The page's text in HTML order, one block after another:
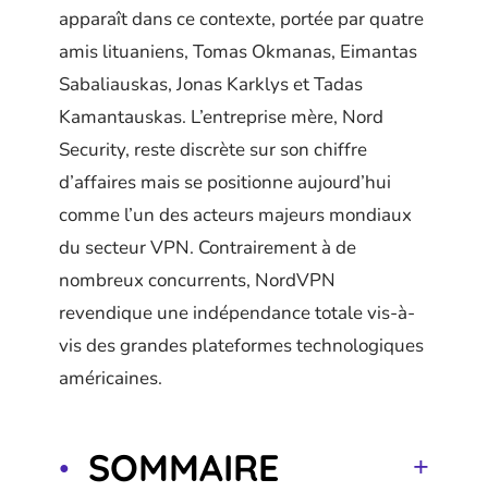
apparaît dans ce contexte, portée par quatre
amis lituaniens, Tomas Okmanas, Eimantas
Sabaliauskas, Jonas Karklys et Tadas
Kamantauskas. L’entreprise mère, Nord
Security, reste discrète sur son chiffre
d’affaires mais se positionne aujourd’hui
comme l’un des acteurs majeurs mondiaux
du secteur VPN. Contrairement à de
nombreux concurrents, NordVPN
revendique une indépendance totale vis-à-
vis des grandes plateformes technologiques
américaines.
SOMMAIRE